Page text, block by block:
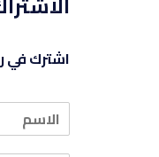
اشترك في